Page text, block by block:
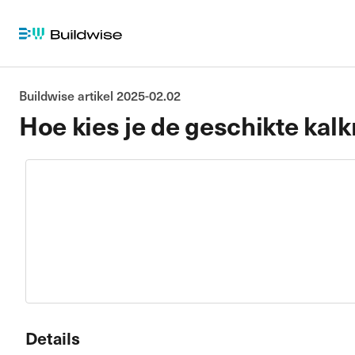
Hoe kies je de geschikte
Buildwise artikel 2025-02.02
Details